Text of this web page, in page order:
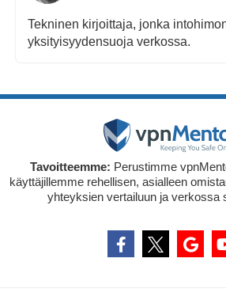
Tekninen kirjoittaja, jonka
yksityisyydensuoja verkossa.
Tavoitteemme: Perustimme
käyttäjillemme rehellisen, asialleen
yhteyksien vertailuun ja verkossa